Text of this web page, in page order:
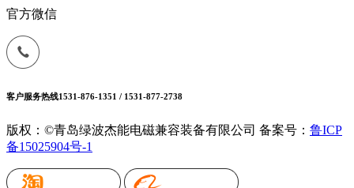
官方微信
客户服务热线1531-876-1351 / 1531-877-2738
版权：©青岛绿波杰能电磁兼容装备有限公司 备案号： 鲁ICP
备15025904号-1